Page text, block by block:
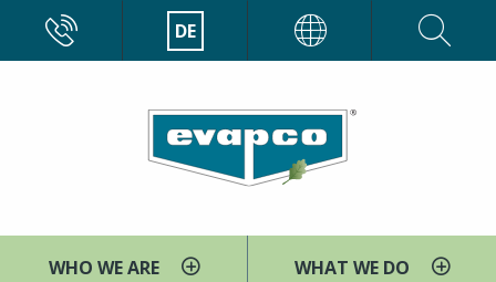
Direkt
Inhalt
DE
WHO WE ARE WHAT WE DO